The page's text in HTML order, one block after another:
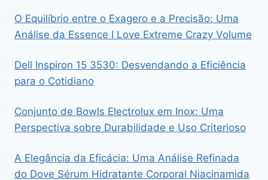
O Equilíbrio entre o Exagero e a Precisão: Uma
Análise da Essence I Love Extreme Crazy Volume
Dell Inspiron 15 3530: Desvendando a Eficiência
para o Cotidiano
Conjunto de Bowls Electrolux em Inox: Uma
Perspectiva sobre Durabilidade e Uso Criterioso
A Elegância da Eficácia: Uma Análise Refinada
do Dove Sérum Hidratante Corporal Niacinamida